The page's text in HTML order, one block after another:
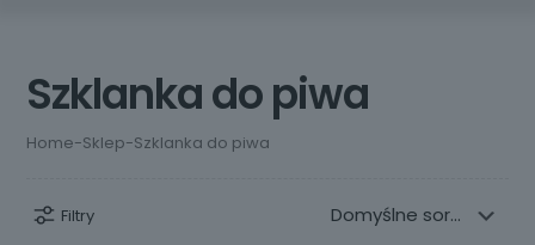
Szklanka do piwa
Home-Sklep-Szklanka do piwa
Filtry